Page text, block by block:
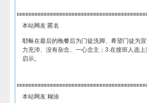
本站网友 匿名
耶稣在最后的晚餐后为门徒洗脚、希望门徒为
力充沛、没有杂念、一心念主；3.在接班人选
启示。
本站网友 糊涂